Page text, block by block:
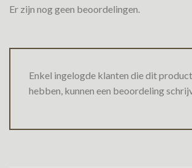
Er zijn nog geen beoordelingen.
Enkel ingelogde klanten die dit
hebben, kunnen een beoordeling